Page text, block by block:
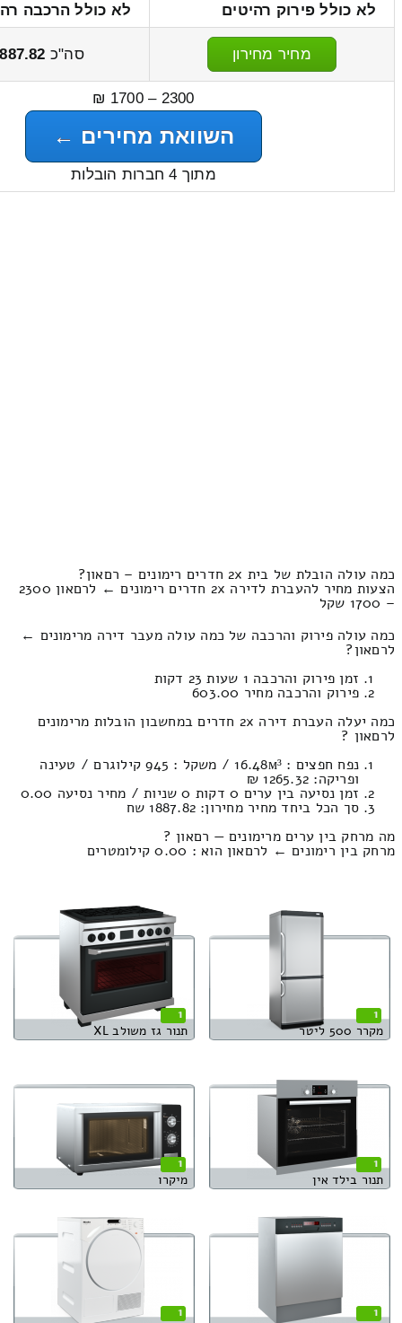
לא כולל פירוק רהיטים
לא כולל הרכבה
מחיר מחירון סה"כ
2300 – 1700 ₪
השוואת מחירים ←
מתוך 4 חברות הובלות
כמה עולה הובלת של בית 2x חדרים רימונים – רםאון?
הצעות מחיר להעברת לדירה 2x חדרים רימונים ← לרםאון 2300
– 1700 שקל
כמה עולה פירוק והרכבה של כמה עולה מעבר דירה מרימונים ←
לרםאון?
זמן פירוק והרכבה 1 שעות 23 דקות
פירוק והרכבה מחיר 603.00
כמה יעלה העברת דירה 2x חדרים במחשבון הובלות מרימונים
לרםאון ?
נפח חפצים : 16.48м³ / משקל : 945 קילוגרם / טעינה
ופריקה: 1265.32 ₪
זמן נסיעה בין ערים 0 דקות 0 שניות / מחיר נסיעה 0.00
סך הכל ביחד מחיר מחירון: 1887.82 שח
מה מרחק בין ערים מרימונים — רםאון ?
מרחק בין רימונים ← לרםאון הוא : 0.00 קילומטרים
1
מקרר 500 ליטר
1
תנור גז משולב XL
1
תנור בילד אין
1
מיקרו
1
1